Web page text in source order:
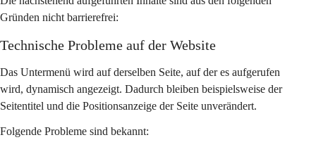
Gründen nicht barrierefrei:
Technische Probleme auf der Website
Das Untermenü wird auf derselben Seite, auf der es aufgerufen
wird, dynamisch angezeigt. Dadurch bleiben beispielsweise der
Seitentitel und die Positionsanzeige der Seite unverändert.
Folgende Probleme sind bekannt: